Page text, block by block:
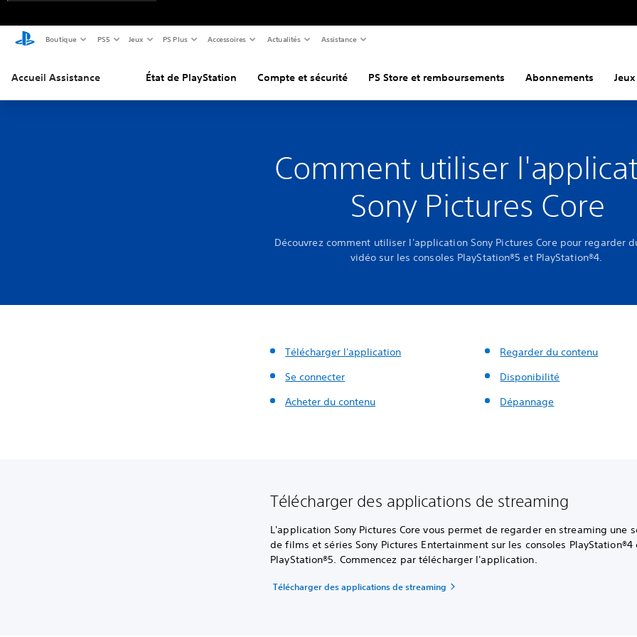
Boutique PS5 Jeux PS Plus Accessoires Actualités Assistance
Accueil Assistance État de PlayStation Compte et sécurité PS Store et remboursements Abonnements Jeux
Comment utiliser
Sony Pictures Core
Découvrez comment utiliser l'application Sony Pictures Core pour regarder
vidéo sur les consoles PlayStation®5 et PlayStation®4.
Télécharger l'application
Se connecter
Acheter du contenu
Regarder du contenu
Disponibilité
Dépannage
Télécharger des applications de streaming
L'application Sony Pictures Core vous permet de regarder en streaming une
de films et séries Sony Pictures Entertainment sur les consoles PlayStation®4
PlayStation®5. Commencez par télécharger l'application.
Télécharger des applications de streaming